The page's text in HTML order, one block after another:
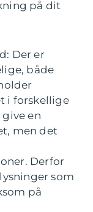
på dit
Der er
både
i forskellige
give en
men det
Derfor
som
på